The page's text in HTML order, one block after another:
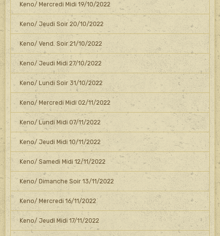
Keno/ Mercredi Midi 19/10/2022
Keno/ Jeudi Soir 20/10/2022
Keno/ Vend. Soir 21/10/2022
Keno/ Jeudi Midi 27/10/2022
Keno/ Lundi Soir 31/10/2022
Keno/ Mercredi Midi 02/11/2022
Keno/ Lundi Midi 07/11/2022
Keno/ Jeudi Midi 10/11/2022
Keno/ Samedi Midi 12/11/2022
Keno/ Dimanche Soir 13/11/2022
Keno/ Mercredi 16/11/2022
Keno/ Jeudi Midi 17/11/2022